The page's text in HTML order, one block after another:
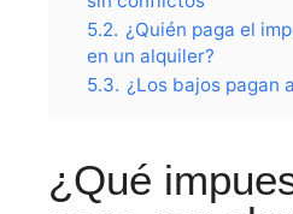
5.2. ¿Quién paga el
en un alquiler?
5.3. ¿Los bajos pagan
¿Qué